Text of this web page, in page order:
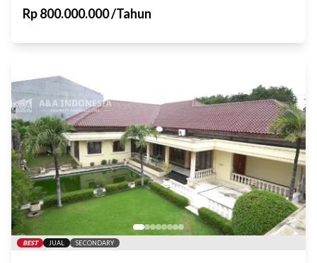
Rp800.000.000/Tahun
BEST JUAL SECONDARY